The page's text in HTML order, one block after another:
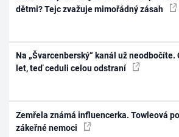
dětmi? Tejc zvažuje mimořádný zásah
Na „Švarcenberský“ kanál už neodbočíte.
let, teď ceduli celou odstraní
Zemřela známá influencerka. Towleová
zákeřné nemoci